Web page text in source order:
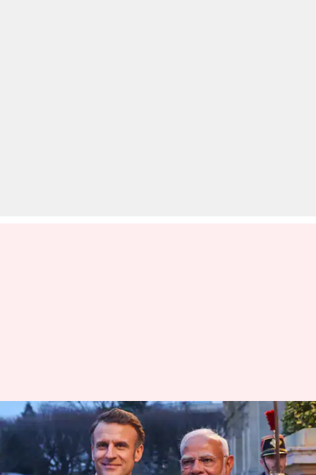
फ्रांस ने G-7 शिखर सम्मेलन के लिए
प्रधानमंत्री मोदी को क्यों किया
आमंत्रित?